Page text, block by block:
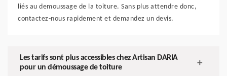
liés au demoussage de la toiture. Sans plus attendre donc,
contactez-nous rapidement et demandez un devis.
Les tarifs sont plus accessibles chez Artisan DARIA
pour un démoussage de toiture